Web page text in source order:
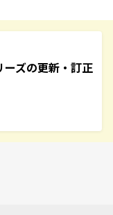
ズの更新・訂正